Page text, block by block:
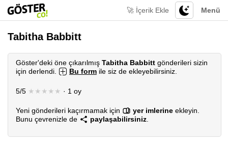
Menü
🚀 İçerik Ekle
Tabitha Babbitt
Göster'deki öne çıkarılmış Tabitha Babbitt gönderileri sizin
için derlendi.
Bu form ile siz de ekleyebilirsiniz.
5/5 ★★★★★ · 1 oy
Yeni gönderileri kaçırmamak için yer imlerine ekleyin.
Bunu çevrenizle de
paylaşabilirsiniz